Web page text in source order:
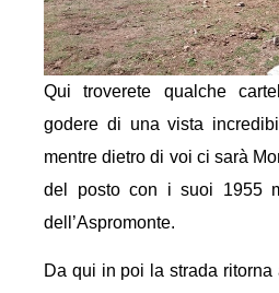
Qui troverete qualche
godere di una vista
mentre dietro di voi ci sarà
del posto con i suoi 1955
dell’Aspromonte.
Da qui in poi la strada